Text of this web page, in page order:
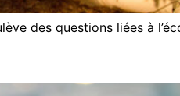
des questions liées à